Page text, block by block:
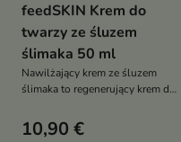
feedSKIN Krem do
twarzy ze śluzem
ślimaka 50 ml
Nawilżający krem ze śluzem
ślimaka to regenerujący krem do
nawilżającym i wygładzającym
10,90 €